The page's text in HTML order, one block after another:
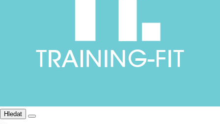
Hledat